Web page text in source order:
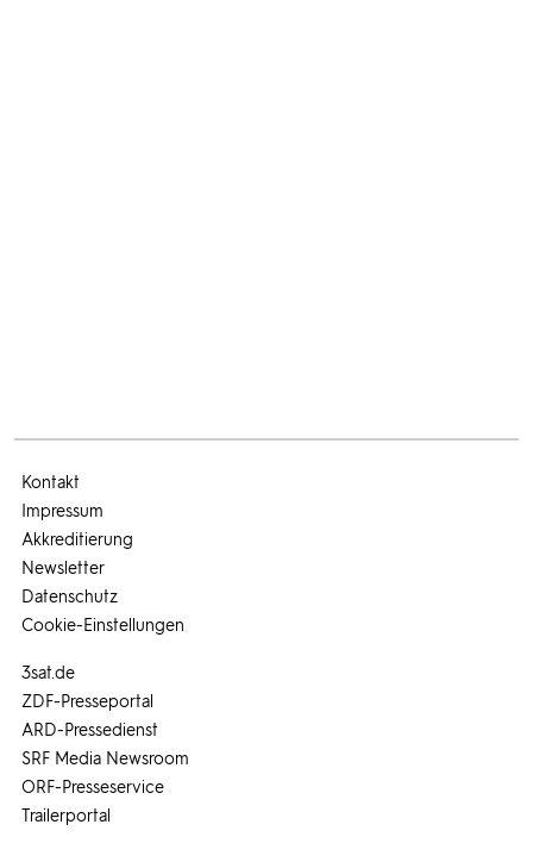
3sat.de
ZDF-Presseportal
ARD-Pressedienst
SRF Media Newsroom
ORF-Presseservice
Trailerportal
Kontakt
Impressum
Akkreditierung
Newsletter
Datenschutz
Cookie-Einstellungen